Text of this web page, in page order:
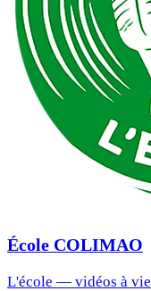
École COLIMAO
L'école — vidéos à vie